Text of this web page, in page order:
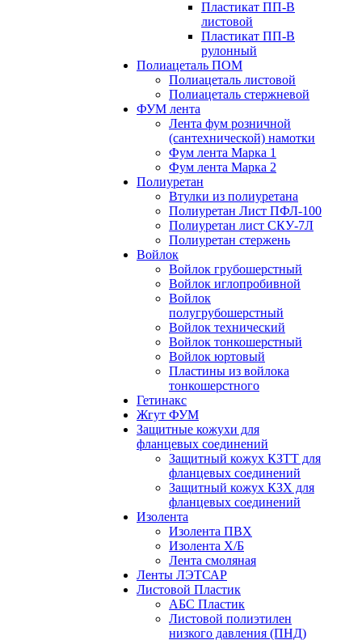
Пластикат ПП-В
листовой
Пластикат ПП-В
рулонный
Полиацеталь ПОМ
Полиацеталь листовой
Полиацеталь стержневой
ФУМ лента
Лента фум розничной
(сантехнической) намотки
Фум лента Марка 1
Фум лента Марка 2
Полиуретан
Втулки из полиуретана
Полиуретан Лист ПФЛ-100
Полиуретан лист СКУ-7Л
Полиуретан стержень
Войлок
Войлок грубошерстный
Войлок иглопробивной
Войлок
полугрубошерстный
Войлок технический
Войлок тонкошерстный
Войлок юртовый
Пластины из войлока
тонкошерстного
Гетинакс
Жгут ФУМ
Защитные кожухи для
фланцевых соединений
Защитный кожух КЗТТ для
фланцевых соединений
Защитный кожух КЗХ для
фланцевых соединений
Изолента
Изолента ПВХ
Изолента Х/Б
Лента смоляная
Ленты ЛЭТСАР
Листовой Пластик
АБС Пластик
Листовой полиэтилен
низкого давления (ПНД)